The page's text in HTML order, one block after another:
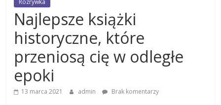
Rozrywka
Najlepsze książki
historyczne, które
przeniosą cię w odległe
epoki
13 marca 2021 admin Brak komentarzy